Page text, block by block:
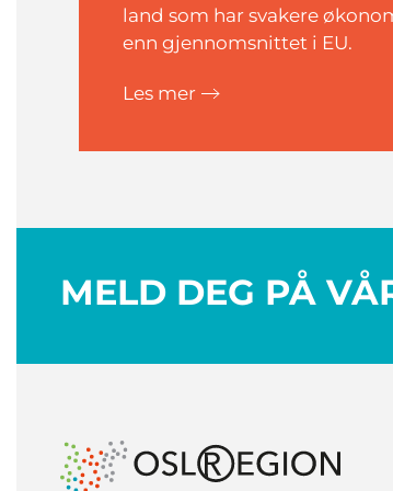
land som har svakere
enn gjennomsnittet i EU.
Les mer
MELD DEG PÅ